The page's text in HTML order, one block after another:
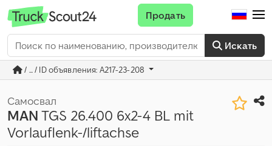
Искать
Продать
/ ... / ID объявления: A217-23-208
Самосвал
MANTGS 26.400 6x2-4 BL mit
Vorlauflenk-/liftachse